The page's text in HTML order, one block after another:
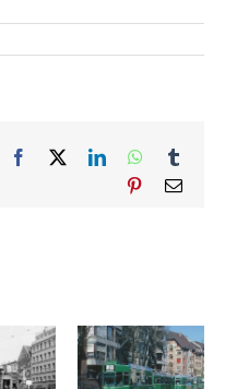
Facebook LinkedInWhatsApp
Pinterest
E-